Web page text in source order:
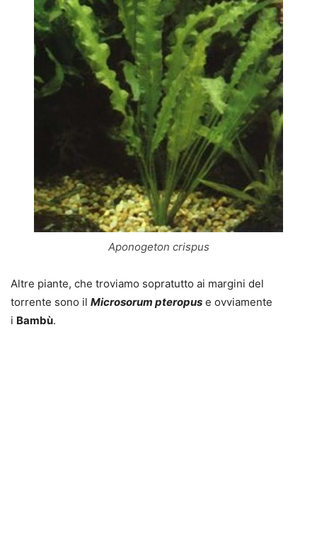
Aponogeton crispus
Altre piante, che troviamo sopratutto ai margini del
torrente sono il Microsorum pteropus e ovviamente
i Bambù.